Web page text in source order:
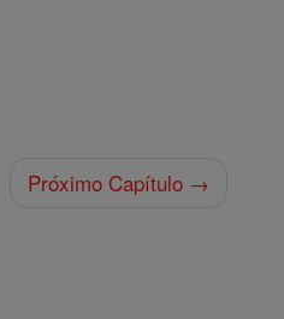
Próximo Capítulo →